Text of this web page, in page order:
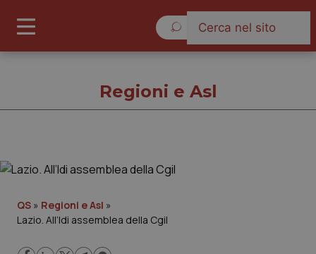
Cronache
Regioni e Asl
QS » Regioni e Asl »
Lazio. All’Idi assemblea della Cgil